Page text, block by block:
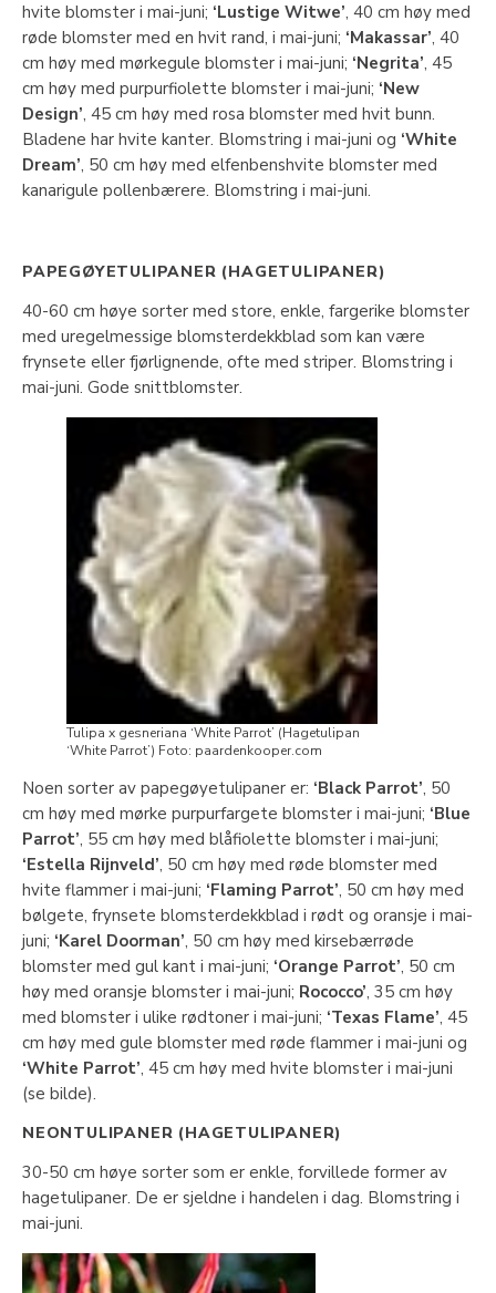
hvite blomster i mai-juni; ‘Lustige Witwe’, 40 cm høy med
røde blomster med en hvit rand, i mai-juni; ‘Makassar’, 40
cm høy med mørkegule blomster i mai-juni; ‘Negrita’, 45
cm høy med purpurfiolette blomster i mai-juni; ‘New
Design’, 45 cm høy med rosa blomster med hvit bunn.
Bladene har hvite kanter. Blomstring i mai-juni og ‘White
Dream’, 50 cm høy med elfenbenshvite blomster med
kanarigule pollenbærere. Blomstring i mai-juni.
PAPEGØYETULIPANER (HAGETULIPANER)
40-60 cm høye sorter med store, enkle, fargerike blomster
med uregelmessige blomsterdekkblad som kan være
frynsete eller fjørlignende, ofte med striper. Blomstring i
mai-juni. Gode snittblomster.
Tulipa x gesneriana ‘White Parrot’ (Hagetulipan
‘White Parrot’) Foto: paardenkooper.com
Noen sorter av papegøyetulipaner er: ‘Black Parrot’, 50
cm høy med mørke purpurfargete blomster i mai-juni; ‘Blue
Parrot’, 55 cm høy med blåfiolette blomster i mai-juni;
‘Estella Rijnveld’, 50 cm høy med røde blomster med
hvite flammer i mai-juni; ‘Flaming Parrot’, 50 cm høy med
bølgete, frynsete blomsterdekkblad i rødt og oransje i mai-
juni; ‘Karel Doorman’, 50 cm høy med kirsebærrøde
blomster med gul kant i mai-juni; ‘Orange Parrot’, 50 cm
høy med oransje blomster i mai-juni; Rococco’, 35 cm høy
med blomster i ulike rødtoner i mai-juni; ‘Texas Flame’, 45
cm høy med gule blomster med røde flammer i mai-juni og
‘White Parrot’, 45 cm høy med hvite blomster i mai-juni
(se bilde).
NEONTULIPANER (HAGETULIPANER)
30-50 cm høye sorter som er enkle, forvillede former av
hagetulipaner. De er sjeldne i handelen i dag. Blomstring i
mai-juni.